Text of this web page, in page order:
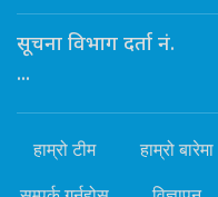
सूचना विभाग दर्ता नं.
...
हाम्रो टीम हाम्रो बारेमा